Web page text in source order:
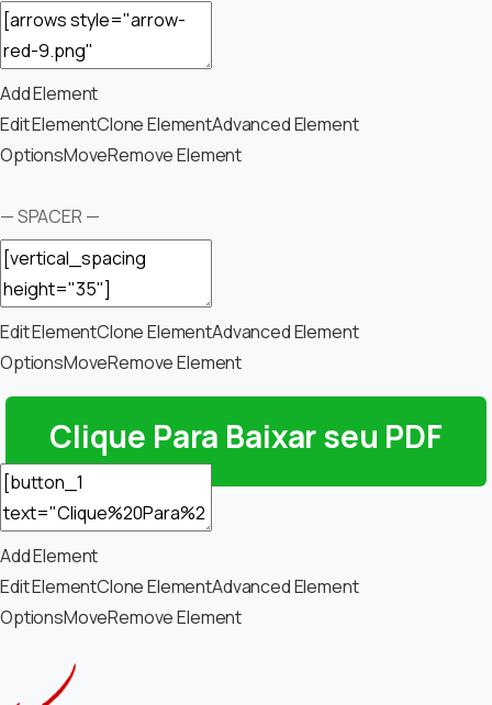
Add Element
Edit ElementClone ElementAdvanced Element
OptionsMoveRemove Element
— SPACER —
Edit ElementClone ElementAdvanced Element
OptionsMoveRemove Element
Clique Para Baixar seu PDF
Add Element
Edit ElementClone ElementAdvanced Element
OptionsMoveRemove Element